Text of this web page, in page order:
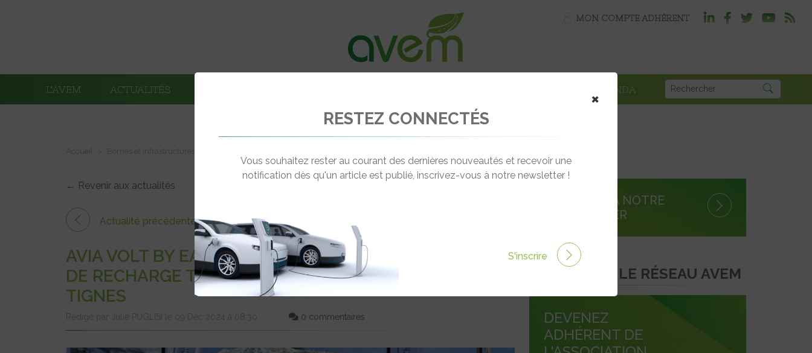
MON COMPTE ADHÉRENT
L’AVEM ACTUALITÉS AGENDA
← Revenir aux actualités
Actualité précédente
AVIA VOLT BY EASY CHARGE : UNE NOUVELLE STATION
DE RECHARGE TRÈS HAUTE PUISSANCE INAUGURÉE À
TIGNES
0 commentaires
S'INSCRIRE À NOTRE
NEWSLETTER
REJOINDRE LE RÉSEAU AVEM
DEVENEZ
ADHÉRENT DE
×
RESTEZ CONNECTÉS
Vous souhaitez rester au courant des dernières nouveautés et recevoir une
notification dès qu'un article est publié, inscrivez-vous à notre newsletter !
S'inscrire